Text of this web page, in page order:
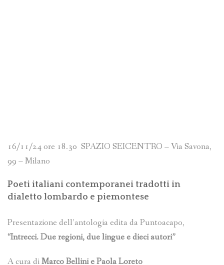
16/11/24 ore 18.30 SPAZIO SEICENTRO – Via Savona,
99 – Milano
Poeti italiani contemporanei tradotti in
dialetto lombardo e piemontese
Presentazione dell’antologia edita da Puntoacapo,
“Intrecci. Due regioni, due lingue e dieci autori”
A cura diMarco Bellini e Paola Loreto